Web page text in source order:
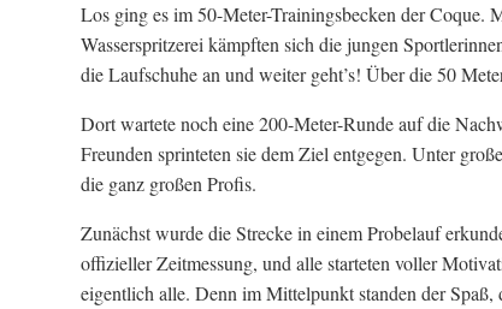
Los ging es im 50-Meter-Trainingsbecken der
Wasserspritzerei kämpften sich die jungen
die Laufschuhe an und weiter geht’s! Über die 50
Dort wartete noch eine 200-Meter-Runde auf die
Freunden sprinteten sie dem Ziel entgegen. Unter
die ganz großen Profis.
Zunächst wurde die Strecke in einem Probelauf
offizieller Zeitmessung, und alle starteten voller
eigentlich alle. Denn im Mittelpunkt standen der